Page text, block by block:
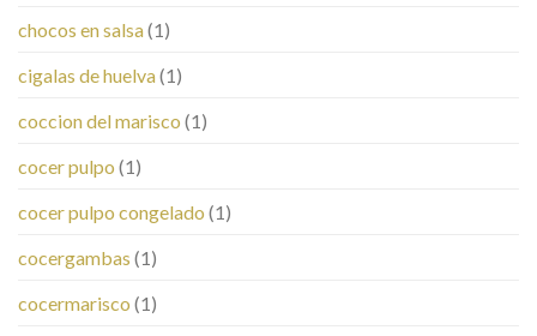
chocos en salsa(1)
cigalas de huelva(1)
coccion del marisco (1)
cocer pulpo (1)
cocer pulpo congelado (1)
cocergambas (1)
cocermarisco (1)